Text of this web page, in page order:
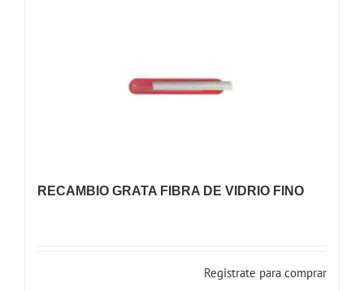
RECAMBIO GRATA FIBRA DE VIDRIO FINO
Registrate para comprar